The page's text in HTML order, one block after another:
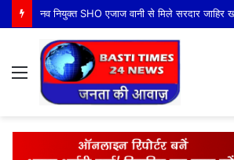
थाना तिकुनियाँ पुलिस द्वारा वांछित अभियुक्त गिरफ्तार
Menu